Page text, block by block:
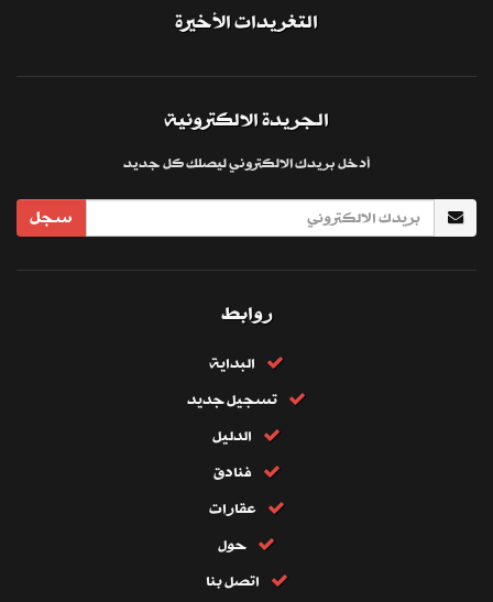
التغريدات الأخيرة
الجريدة الالكترونية
أدخل بريدك الالكتروني ليصلك كل جديد
سجل
روابط
البداية
تسجيل جديد
الدليل
فنادق
عقارات
حول
اتصل بنا